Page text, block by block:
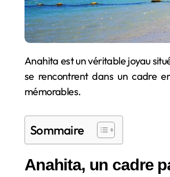
Anahita est un véritable joyau situé sur l’île Maurice, offrant aux visiteurs une expérience de golf inoubliable. Découvrez ce lieu unique, où golf et détente
se rencontrent dans un cadre
mémorables.
Sommaire
Anahita, un cadre